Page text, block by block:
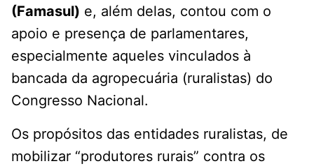
(Famasul) e, além delas, contou com o
apoio e presença de parlamentares,
especialmente aqueles vinculados à
bancada da agropecuária (ruralistas) do
Congresso Nacional.
Os propósitos das entidades ruralistas, de
mobilizar “produtores rurais” contra os